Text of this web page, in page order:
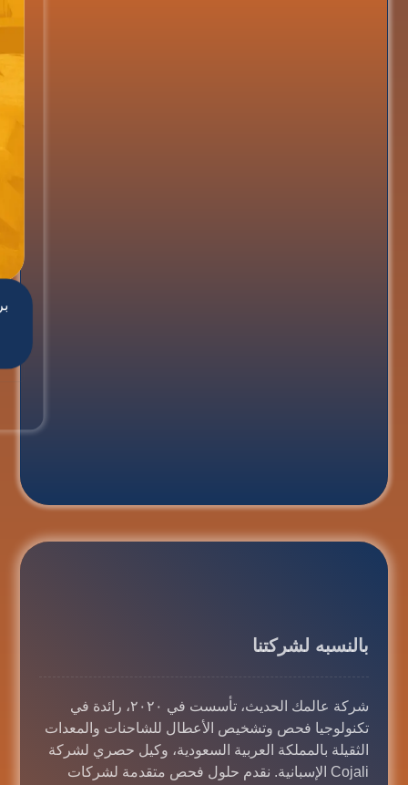
بالنسبه لشركتنا
شركة عالمك الحديث، تأسست في ٢٠٢٠، رائدة في
تكنولوجيا فحص وتشخيص الأعطال للشاحنات والمعدات
الثقيلة بالمملكة العربية السعودية، وكيل حصري لشركة
Cojali الإسبانية. نقدم حلول فحص متقدمة لشركات